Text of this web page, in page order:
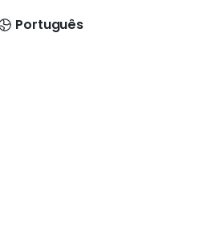
Português